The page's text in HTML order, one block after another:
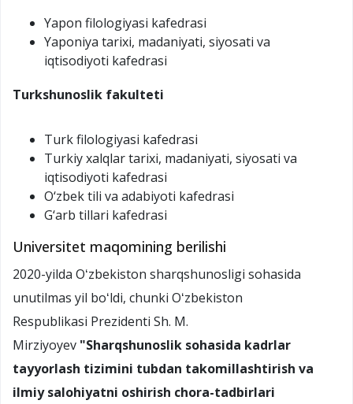
Yapon filologiyasi kafedrasi
Yaponiya tarixi, madaniyati, siyosati va
iqtisodiyoti kafedrasi
Turkshunoslik fakulteti
Turk filologiyasi kafedrasi
Turkiy xalqlar tarixi, madaniyati, siyosati va
iqtisodiyoti kafedrasi
O‘zbek tili va adabiyoti kafedrasi
G‘arb tillari kafedrasi
Universitet maqomining berilishi
2020-yilda Oʻzbekiston sharqshunosligi sohasida
unutilmas yil boʻldi, chunki Oʻzbekiston
Respublikasi Prezidenti Sh. M.
Mirziyoyev "Sharqshunoslik sohasida kadrlar
tayyorlash tizimini tubdan takomillashtirish va
ilmiy salohiyatni oshirish chora-tadbirlari